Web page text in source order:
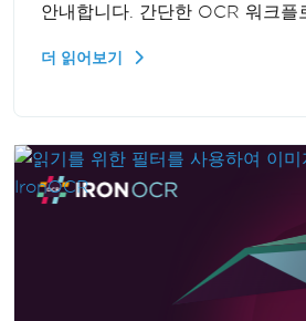
안내합니다. 간단한 OCR 워크플
더 읽어보기